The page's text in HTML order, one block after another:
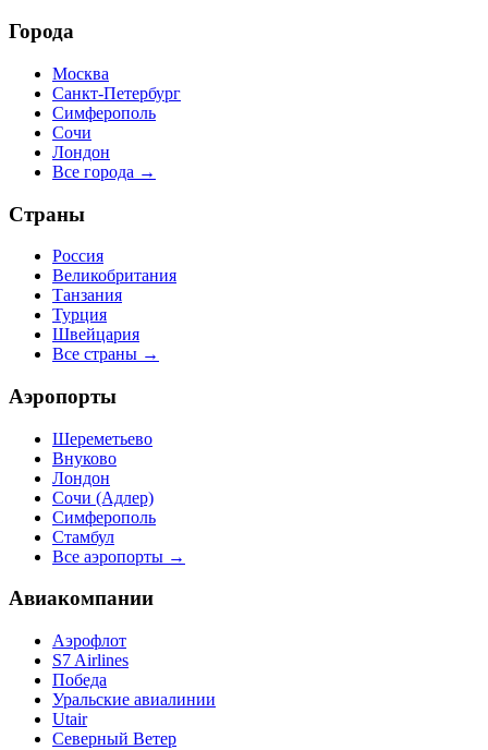
Города
Москва
Санкт-Петербург
Симферополь
Сочи
Лондон
Все города →
Страны
Россия
Великобритания
Танзания
Турция
Швейцария
Все страны →
Аэропорты
Шереметьево
Внуково
Лондон
Сочи (Адлер)
Симферополь
Стамбул
Все аэропорты →
Авиакомпании
Аэрофлот
S7 Airlines
Победа
Уральские авиалинии
Utair
Северный Ветер